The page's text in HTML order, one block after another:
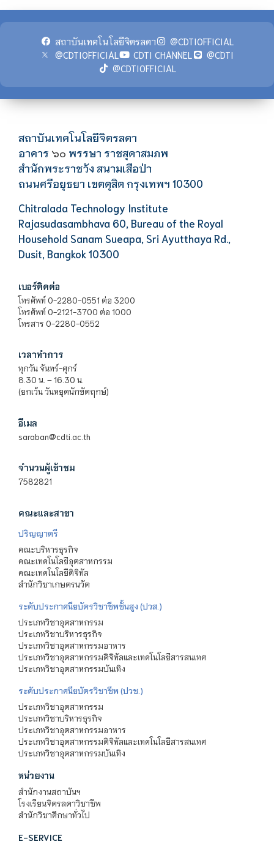
สถาบันเทคโนโลยีจิตรลดา
@CDTIOFFICIAL
@CDTIOFFICIAL
CDTI CHANNEL
@CDTI
@CDTIOFFICIAL
สถาบันเทคโนโลยีจิตรลดา
อาคาร ๖๐ พรรษา ราชสุดาสมภพ
สำนักพระราชวัง สนามเสือป่า
ถนนศรีอยุธยา เขตดุสิต กรุงเทพฯ 10300
Chitralada Technology Institute
Rajasudasambhava 60, Bureau of the Royal
Household Sanam Sueapa, Sri Ayutthaya Rd.,
Dusit, Bangkok 10300
เบอร์ติดต่อ
โทรศัพท์ 0-2280-0551 ต่อ 3200
โทรศัพท์ 0-2121-3700 ต่อ 1000
โทรสาร 0-2280-0552
เวลาทำการ
ทุกวัน จันทร์-ศุกร์
8.30 น. – 16.30 น.
(ยกเว้น วันหยุดนักขัตฤกษ์)
อีเมล
saraban@cdti.ac.th
จำนวนผู้เข้าชม
7582821
คณะและสาขา
ปริญญาตรี
คณะบริหารธุรกิจ
คณะเทคโนโลยีอุตสาหกรรม
คณะเทคโนโลยีดิจิทัล
สำนักวิชาเกษตรนวัต
ระดับประกาศนียบัตรวิชาชีพชั้นสูง (ปวส.)
ประเภทวิชาอุตสาหกรรม
ประเภทวิชาบริหารธุรกิจ
ประเภทวิชาอุตสาหกรรมอาหาร
ประเภทวิชาอุตสาหกรรมดิจิทัลและเทคโนโลยีสารสนเทศ
ประเภทวิชาอุตสาหกรรมบันเทิง
ระดับประกาศนียบัตรวิชาชีพ (ปวช.)
ประเภทวิชาอุตสาหกรรม
ประเภทวิชาบริหารธุรกิจ
ประเภทวิชาอุตสาหกรรมอาหาร
ประเภทวิชาอุตสาหกรรมดิจิทัลและเทคโนโลยีสารสนเทศ
ประเภทวิชาอุตสาหกรรมบันเทิง
หน่วยงาน
สำนักงานสถาบันฯ
โรงเรียนจิตรลดาวิชาชีพ
สำนักวิชาศึกษาทั่วไป
E-SERVICE